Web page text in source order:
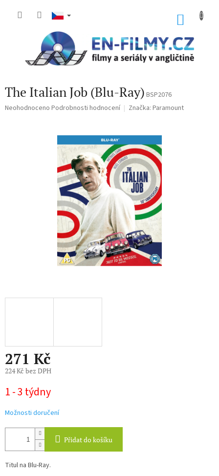
The Italian Job (Blu-Ray) BSP2076
Průměrné
Neohodnoceno Podrobnosti hodnocení Značka: Paramount
271 Kč
224 Kč bez DPH
cena:
1 - 3 týdny
Možnosti doručení
Přidat do košíku
Titul na Blu-Ray.